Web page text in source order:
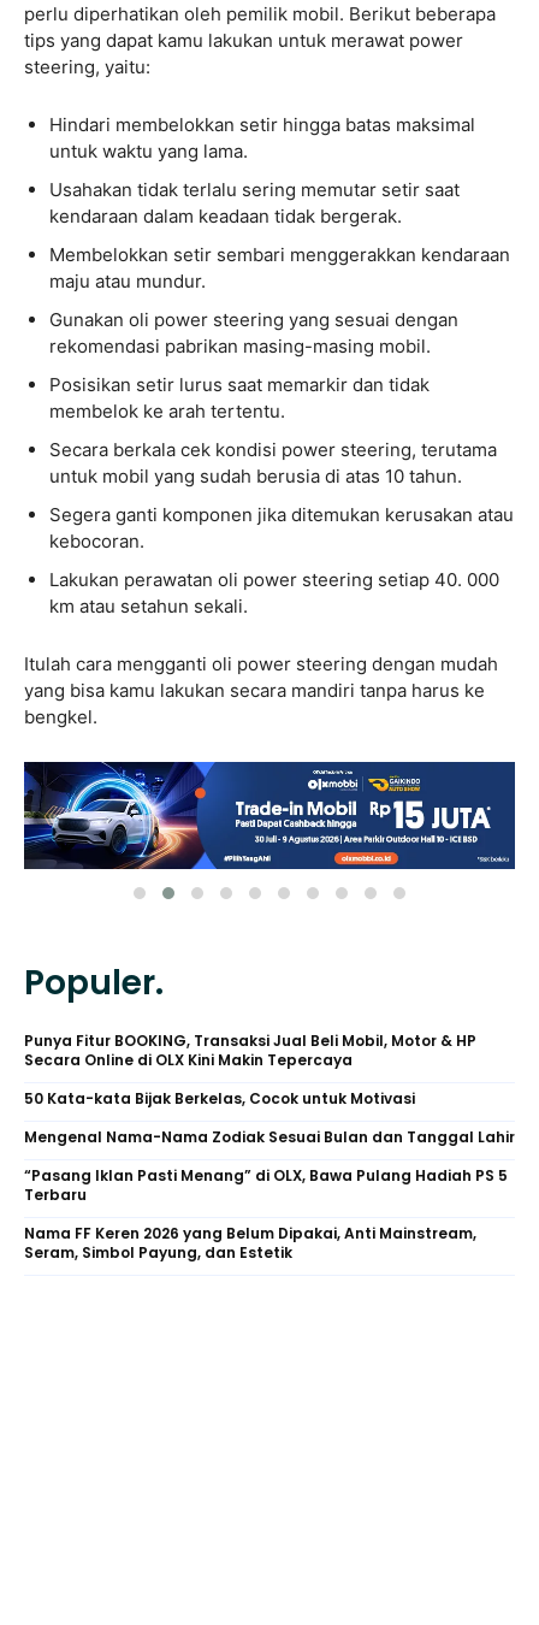
perlu diperhatikan oleh pemilik mobil. Berikut beberapa
tips yang dapat kamu lakukan untuk merawat power
steering, yaitu:
Hindari membelokkan setir hingga batas maksimal
untuk waktu yang lama.
Usahakan tidak terlalu sering memutar setir saat
kendaraan dalam keadaan tidak bergerak.
Membelokkan setir sembari menggerakkan kendaraan
maju atau mundur.
Gunakan oli power steering yang sesuai dengan
rekomendasi pabrikan masing-masing mobil.
Posisikan setir lurus saat memarkir dan tidak
membelok ke arah tertentu.
Secara berkala cek kondisi power steering, terutama
untuk mobil yang sudah berusia di atas 10 tahun.
Segera ganti komponen jika ditemukan kerusakan atau
kebocoran.
Lakukan perawatan oli power steering setiap 40. 000
km atau setahun sekali.
Itulah cara mengganti oli power steering dengan mudah
yang bisa kamu lakukan secara mandiri tanpa harus ke
bengkel.
Populer.
Punya Fitur BOOKING, Transaksi Jual Beli Mobil, Motor & HP
Secara Online di OLX Kini Makin Tepercaya
50 Kata-kata Bijak Berkelas, Cocok untuk Motivasi
Mengenal Nama-Nama Zodiak Sesuai Bulan dan Tanggal Lahir
“Pasang Iklan Pasti Menang” di OLX, Bawa Pulang Hadiah PS 5
Terbaru
Nama FF Keren 2026 yang Belum Dipakai, Anti Mainstream,
Seram, Simbol Payung, dan Estetik